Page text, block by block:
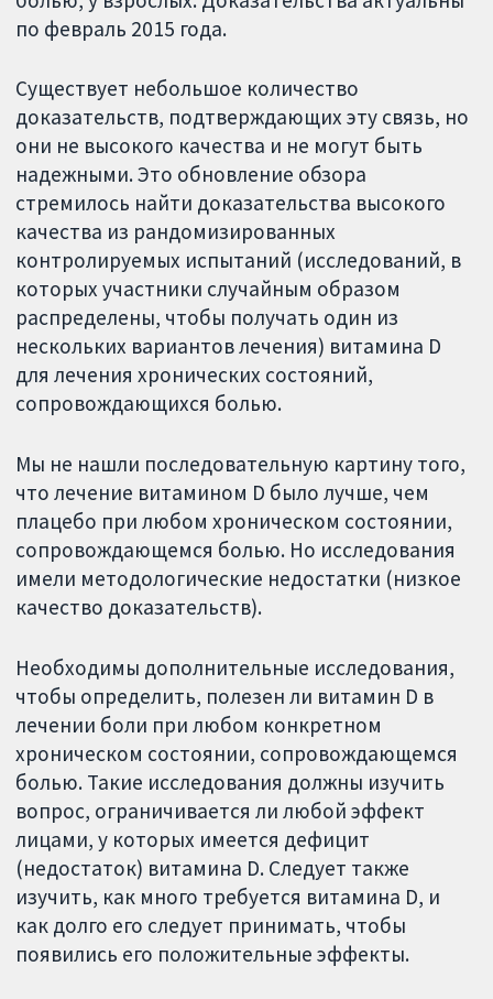
по февраль 2015 года.
Существует небольшое количество
доказательств, подтверждающих эту связь, но
они не высокого качества и не могут быть
надежными. Это обновление обзора
стремилось найти доказательства высокого
качества из рандомизированных
контролируемых испытаний (исследований, в
которых участники случайным образом
распределены, чтобы получать один из
нескольких вариантов лечения) витамина D
для лечения хронических состояний,
сопровождающихся болью.
Мы не нашли последовательную картину того,
что лечение витамином D было лучше, чем
плацебо при любом хроническом состоянии,
сопровождающемся болью. Но исследования
имели методологические недостатки (низкое
качество доказательств).
Необходимы дополнительные исследования,
чтобы определить, полезен ли витамин D в
лечении боли при любом конкретном
хроническом состоянии, сопровождающемся
болью. Такие исследования должны изучить
вопрос, ограничивается ли любой эффект
лицами, у которых имеется дефицит
(недостаток) витамина D. Следует также
изучить, как много требуется витамина D, и
как долго его следует принимать, чтобы
появились его положительные эффекты.